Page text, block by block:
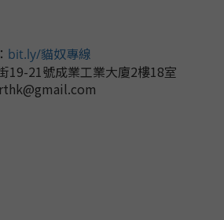
： bit.ly/貓奴專線
19-21號成業工業大廈2樓18室